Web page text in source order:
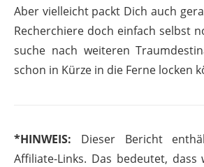
Aber vielleicht packt Dich auch
Recherchiere doch einfach selbst
suche nach weiteren
schon in Kürze in die Ferne locken
*HINWEIS: Dieser Bericht
Affiliate-Links. Das bedeutet,